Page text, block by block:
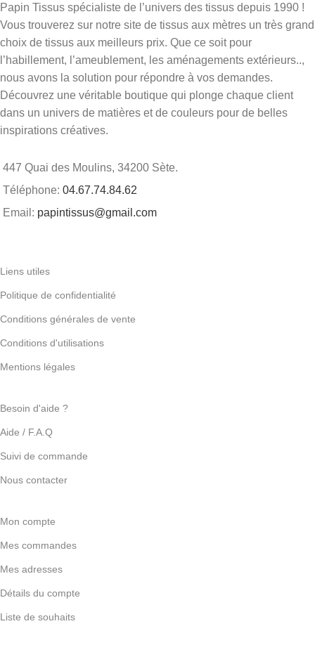
Papin Tissus spécialiste de l’univers des tissus depuis 1990 !
Vous trouverez sur notre site de tissus aux mètres un très grand
choix de tissus aux meilleurs prix. Que ce soit pour
l’habillement, l’ameublement, les aménagements extérieurs..,
nous avons la solution pour répondre à vos demandes.
Découvrez une véritable boutique qui plonge chaque client
dans un univers de matières et de couleurs pour de belles
inspirations créatives.
447 Quai des Moulins, 34200 Sète.
Téléphone: 04.67.74.84.62
Email: papintissus@gmail.com
Liens utiles
Politique de confidentialité
Conditions générales de vente
Conditions d'utilisations
Mentions légales
Besoin d'aide ?
Aide / F.A.Q
Suivi de commande
Nous contacter
Mon compte
Mes commandes
Mes adresses
Détails du compte
Liste de souhaits